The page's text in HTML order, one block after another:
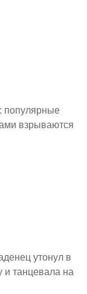
популярные
взрываются
утонул в
и танцевала на